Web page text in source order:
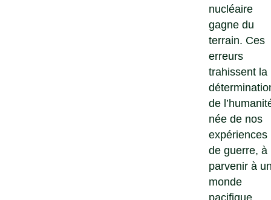
nucléaire
gagne du
terrain. Ces
erreurs
trahissent la
de
née de nos
expériences
de guerre, à
parvenir à
monde
pacifique